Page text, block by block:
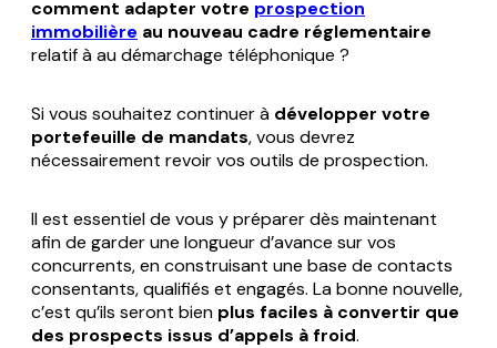
comment adapter votre prospection
immobilière au nouveau cadre réglementaire
relatif à au démarchage téléphonique ?
Si vous souhaitez continuer à développer votre
portefeuille de mandats, vous devrez
nécessairement revoir vos outils de prospection.
Il est essentiel de vous y préparer dès maintenant
afin de garder une longueur d’avance sur vos
concurrents, en construisant une base de contacts
consentants, qualifiés et engagés. La bonne nouvelle,
c’est qu’ils seront bien plus faciles à convertir que
des prospects issus d’appels à froid.